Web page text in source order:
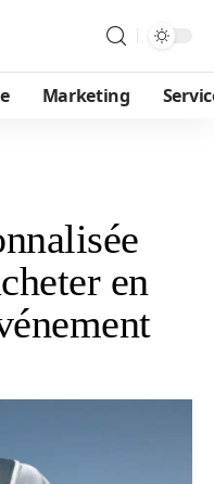
Marketing
en